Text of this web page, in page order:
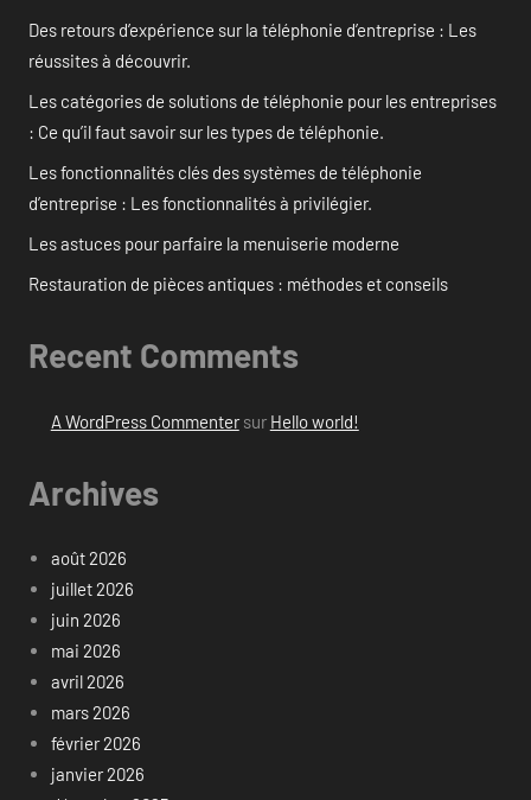
Des retours d’expérience sur la téléphonie d’entreprise : Les
réussites à découvrir.
Les catégories de solutions de téléphonie pour les entreprises
: Ce qu’il faut savoir sur les types de téléphonie.
Les fonctionnalités clés des systèmes de téléphonie
d’entreprise : Les fonctionnalités à privilégier.
Les astuces pour parfaire la menuiserie moderne
Restauration de pièces antiques : méthodes et conseils
Recent Comments
A WordPress Commentersur Hello world!
Archives
août 2026
juillet 2026
juin 2026
mai 2026
avril 2026
mars 2026
février 2026
janvier 2026